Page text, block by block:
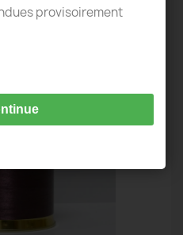
SUR-MER
provisoirement